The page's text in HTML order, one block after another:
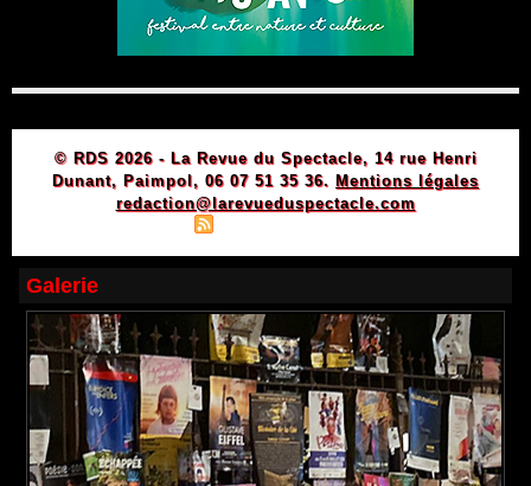
© RDS 2026 - La Revue du Spectacle, 14 rue Henri
Dunant, Paimpol, 06 07 51 35 36. Mentions légales
redaction@larevueduspectacle.com
Galerie